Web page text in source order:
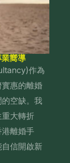
嚮導
作為
惠的離婚
空缺。我
大轉折
離婚手
信開啟新